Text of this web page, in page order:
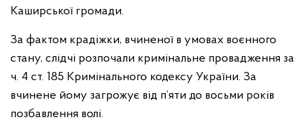
Каширської громади.
За фактом крадіжки, вчиненої в умовах воєнного
стану, слідчі розпочали кримінальне провадження за
ч. 4 ст. 185 Кримінального кодексу України. За
вчинене йому загрожує від п’яти до восьми років
позбавлення волі.